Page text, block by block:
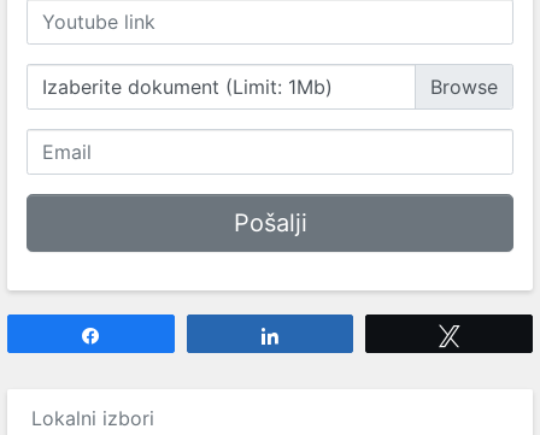
Izaberite dokument (Limit: 1Mb)
Lokalni izbori